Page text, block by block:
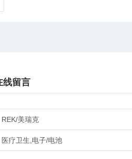
线留言
REK/美瑞克
医疗卫生,电子/电池